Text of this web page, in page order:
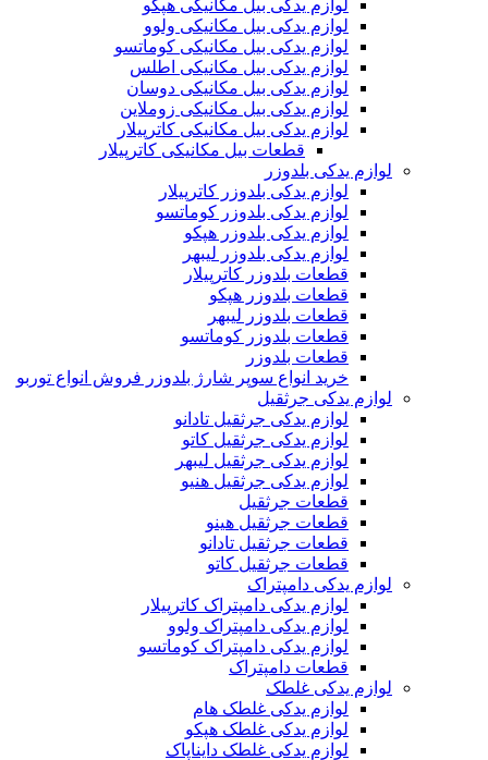
لوازم یدکی بیل مکانیکی هپکو
لوازم یدکی بیل مکانیکی ولوو
لوازم یدکی بیل مکانیکی کوماتسو
لوازم یدکی بیل مکانیکی اطلس
لوازم یدکی بیل مکانیکی دوسان
لوازم یدکی بیل مکانیکی زوملاین
لوازم یدکی بیل مکانیکی کاترپیلار
قطعات بیل مکانیکی کاترپیلار
لوازم یدکی بلدوزر
لوازم یدکی بلدوزر کاترپیلار
لوازم یدکی بلدوزر کوماتسو
لوازم یدکی بلدوزر هپکو
لوازم یدکی بلدوزر لیبهر
قطعات بلدوزر کاترپیلار
قطعات بلدوزر هپکو
قطعات بلدوزر لیبهر
قطعات بلدوزر کوماتسو
قطعات بلدوزر
خرید انواع سوپر شارژ بلدوزر فروش انواع توربو
لوازم یدکی جرثقیل
لوازم یدکی جرثقیل تادانو
لوازم یدکی جرثقیل کاتو
لوازم یدکی جرثقیل لیبهر
لوازم یدکی جرثقیل هنیو
قطعات جرثقیل
قطعات جرثقیل هینو
قطعات جرثقیل تادانو
قطعات جرثقیل کاتو
لوازم یدکی دامپتراک
لوازم یدکی دامپتراک کاترپیلار
لوازم یدکی دامپتراک ولوو
لوازم یدکی دامپتراک کوماتسو
قطعات دامپتراک
لوازم یدکی غلطک
لوازم یدکی غلطک هام
لوازم یدکی غلطک هپکو
لوازم یدکی غلطک دایناپاک